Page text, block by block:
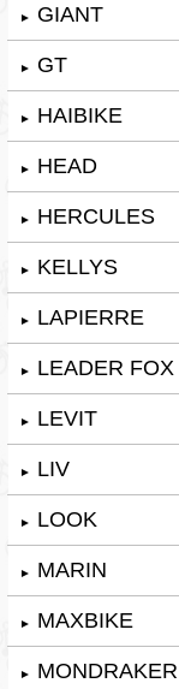
► GIANT
► GT
► HAIBIKE
► HEAD
► HERCULES
► KELLYS
► LAPIERRE
► LEADER FOX
► LEVIT
► LIV
► LOOK
► MARIN
► MAXBIKE
► MONDRAKER